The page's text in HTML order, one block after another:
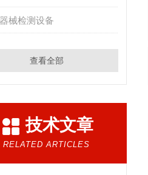
械检测设备
查看全部
技术文章
RELATED ARTICLES